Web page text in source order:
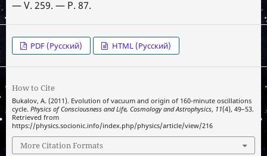
— V. 259. — P. 87.
PDF (Русский) HTML (Русский)
How to Cite
Bukalov, A. (2011). Evolution of vacuum and origin of 160-minute oscillations
cycle. Physics of Consciousness and Life, Cosmology and Astrophysics, 11(4), 49–53.
Retrieved from
https://physics.socionic.info/index.php/physics/article/view/216
More Citation Formats